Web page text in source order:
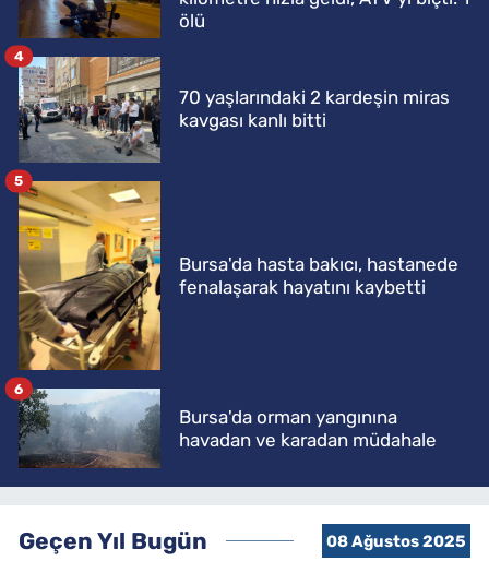
ölü
70 yaşlarındaki 2 kardeşin miras
kavgası kanlı bitti
4
Bursa'da hasta bakıcı, hastanede
fenalaşarak hayatını kaybetti
5
Bursa'da orman yangınına
havadan ve karadan müdahale
6
Geçen Yıl Bugün 08 Ağustos 2025